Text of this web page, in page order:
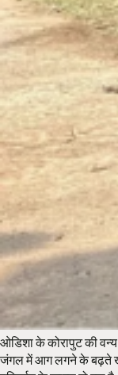
ओडिशा के कोरापुट की वन्य
जंगल में आग लगने के बढ़ते